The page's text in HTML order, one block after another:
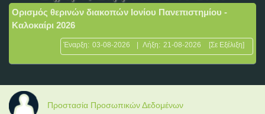
Ορισμός θερινών διακοπών Ιονίου Πανεπιστημίου -
Καλοκαίρι 2026
Έναρξη: 03-08-2026 | Λήξη: 21-08-2026 [Σε Εξέλιξη]
Προστασία Προσωπικών Δεδομένων